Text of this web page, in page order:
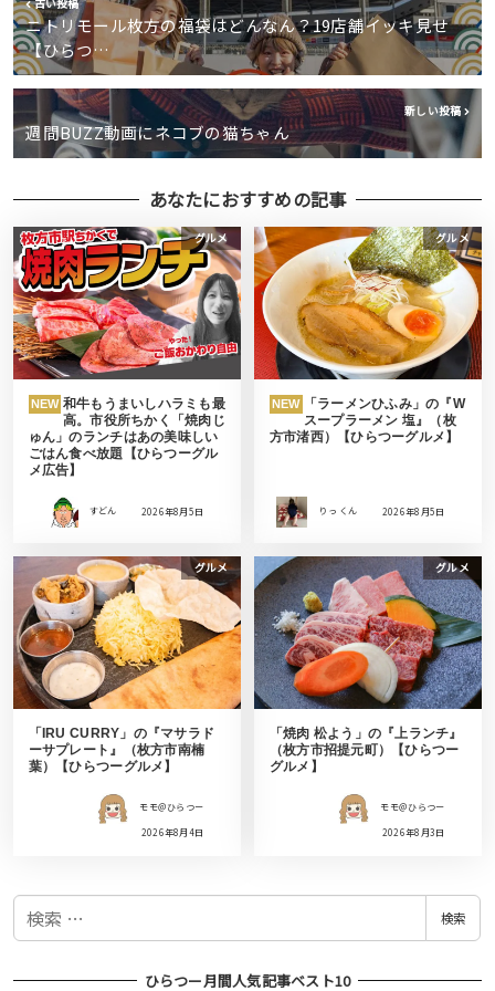
古い投稿
ニトリモール枚方の福袋はどんなん？19店舗イッキ見せ
【ひらつ…
新しい投稿
週間BUZZ動画にネコブの猫ちゃん
あなたにおすすめの記事
グルメ
NEW 和牛もうまいしハラミも最
高。市役所ちかく「焼肉じ
ゅん」のランチはあの美味しい
ごはん食べ放題【ひらつーグル
メ広告】
すどん 2026年8月5日
グルメ
NEW
「ラーメンひふみ」の『W
スープラーメン 塩』（枚
方市渚西）【ひらつーグルメ】
りっ くん 2026年8月5日
グルメ
「IRU CURRY」の『マサラド
ーサプレート』（枚方市南楠
葉）【ひらつーグルメ】
モモ＠ひらつー
2026年8月4日
グルメ
「焼肉 松よう」の『上ランチ』
（枚方市招提元町）【ひらつー
グルメ】
モモ＠ひらつー
2026年8月3日
検
検索
ひらつー月間人気記事ベスト10